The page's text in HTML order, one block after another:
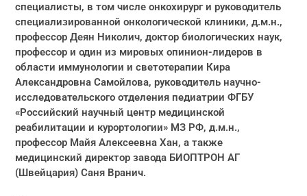
специалисты, в том числе онкохирург и руководитель
специализированной онкологической клиники, д.м.н.,
профессор Деян Николич, доктор биологических наук,
профессор и один из мировых опинион-лидеров в
области иммунологии и светотерапии Кира
Александровна Самойлова, руководитель научно-
исследовательского отделения педиатрии ФГБУ
«Российский научный центр медицинской
реабилитации и курортологии» МЗ РФ, д.м.н.,
профессор Майя Алексеевна Хан, а также
медицинский директор завода БИОПТРОН АГ
(Швейцария) Саня Вранич.